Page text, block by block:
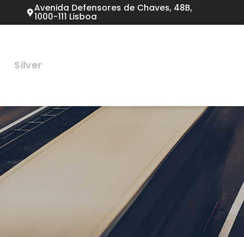
Avenida Defensores de Chaves, 48B,
1000-111 Lisboa
Silver